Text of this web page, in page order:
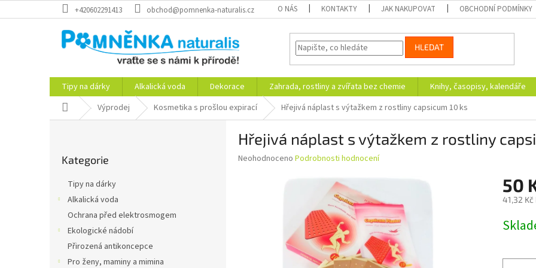
na
+420602291413 obchod@pomnenka-naturalis.cz O NÁS KONTAKTY JAK NAKUPOVAT OBCHODNÍ PODMÍNKY
HLEDAT
Tipy na dárky Alkalická voda Dekorace Zahrada, rostliny a zvířata bez chemie Knihy, časopisy, kalendáře
Domů Výprodej Kosmetika s prošlou expirací Hřejivá náplast s výtažkem z rostliny capsicum 10 ks
kategorie
Kategorie
Tipy na dárky
Alkalická voda
Ochrana před elektrosmogem
Ekologické nádobí
Přirozená antikoncepce
Pro ženy, maminy a mimina
Hřejivá náplast s výtažkem z rostliny
Průměrné
Neohodnoceno Podrobnosti hodnocení
50
41,32 Kč
cena: